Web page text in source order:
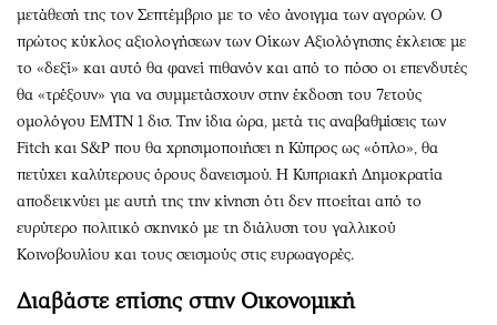
Χειρόγραφα
Επιστολές
μετάθεσή της τον Σεπτέμβριο με το νέο άνοιγμα των αγορών. Ο
πρώτος κύκλος αξιολογήσεων των Οίκων Αξιολόγησης έκλεισε με
το «δεξί» και αυτό θα φανεί πιθανόν και από το πόσο οι επενδυτές
θα «τρέξουν» για να συμμετάσχουν στην έκδοση του 7ετούς
ομολόγου EMTN 1 δισ. Την ίδια ώρα, μετά τις αναβαθμίσεις των
Fitch και S&P που θα χρησιμοποιήσει η Κύπρος ως «όπλο», θα
πετύχει καλύτερους όρους δανεισμού. Η Κυπριακή Δημοκρατία
αποδεικνύει με αυτή της την κίνηση ότι δεν πτοείται από το
ευρύτερο πολιτικό σκηνικό με τη διάλυση του γαλλικού
Κοινοβουλίου και τους σεισμούς στις ευρωαγορές.
Διαβάστε επίσης στην Οικονομική